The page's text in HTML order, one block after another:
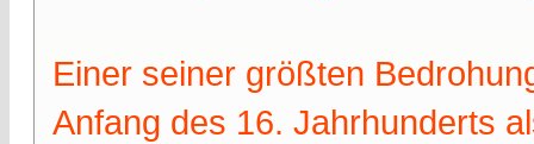
Einer seiner größten
Anfang des 16. Jahrhunderts